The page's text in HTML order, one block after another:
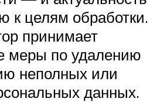
к целям обработки.
принимает
меры по удалению
неполных или
данных.